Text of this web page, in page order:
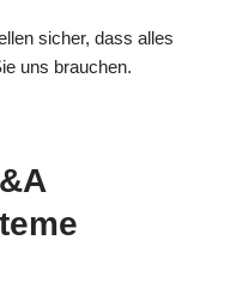
sicher, dass alles
uns brauchen.